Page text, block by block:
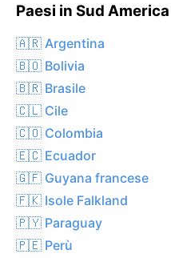
Paesi in Sud America
🇦🇷 Argentina
🇧🇴 Bolivia
🇧🇷 Brasile
🇨🇱 Cile
🇨🇴 Colombia
🇪🇨 Ecuador
🇬🇫 Guyana francese
🇫🇰 Isole Falkland
🇵🇾 Paraguay
🇵🇪 Perù